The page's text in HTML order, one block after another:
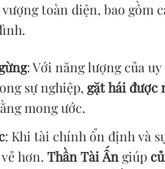
toàn diện, bao gồm
: Với năng lượng của
sự nghiệp, gặt hái được
mong ước.
: Khi tài chính ổn định và
hơn. Thần Tài Ấn giúp